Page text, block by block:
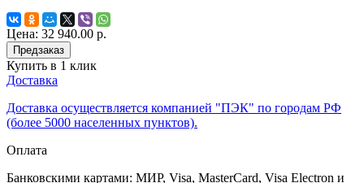
Цена: 32 940.00 р.
Предзаказ
Купить в 1 клик
Доставка
Доставка осуществляется компанией "ПЭК" по городам РФ
(более 5000 населенных пунктов).
Оплата
Банковскими картами: МИР, Visa, MasterCard, Visa Electron и